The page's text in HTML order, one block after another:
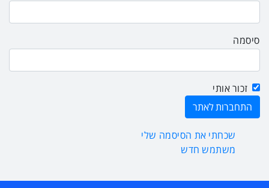
סיסמה
זכור אותי
שכחתי את הסיסמה שלי
משתמש חדש